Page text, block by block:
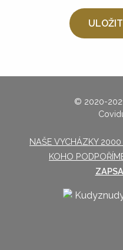
© 2020-
NAŠE VYCHÁZKY
KOHO